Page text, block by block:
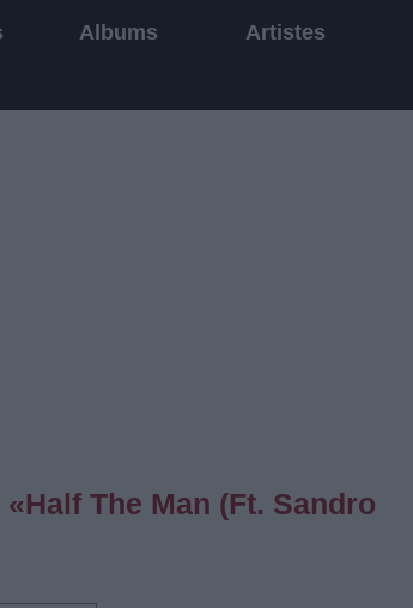
Albums Artistes
The Man (Ft. Sandro